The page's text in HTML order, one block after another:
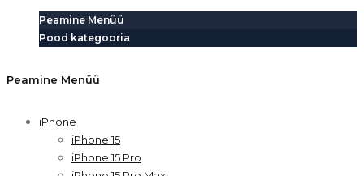
Peamine Menüü
Pood kategooria
Peamine Menüü
iPhone
iPhone 15
iPhone 15 Pro